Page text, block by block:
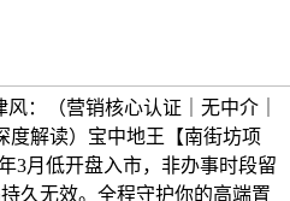
：（营销核心认证｜无中介｜
度解读）宝中地王【南街坊项
3月低开盘入市，非办事时段留
久无效。全程守护你的高端置